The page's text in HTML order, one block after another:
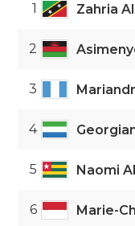
1 Zahria
2
3
4
5 Naomi
6 Marie-